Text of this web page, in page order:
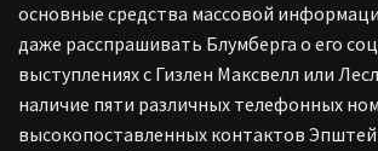
основные средства массовой
даже расспрашивать Блумберга о его
выступлениях с Гизлен Максвелл или
наличие пяти различных телефонных
высокопоставленных контактов